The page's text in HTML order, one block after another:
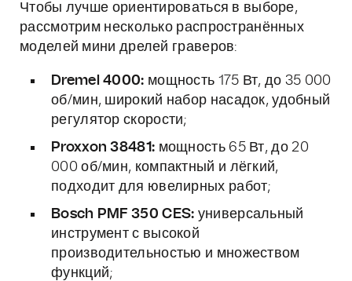
Чтобы лучше ориентироваться в выборе,
рассмотрим несколько распространённых
моделей мини дрелей граверов:
Dremel 4000: мощность 175 Вт, до 35 000
об/мин, широкий набор насадок, удобный
регулятор скорости;
Proxxon 38481: мощность 65 Вт, до 20
000 об/мин, компактный и лёгкий,
подходит для ювелирных работ;
Bosch PMF 350 CES: универсальный
инструмент с высокой
производительностью и множеством
функций;